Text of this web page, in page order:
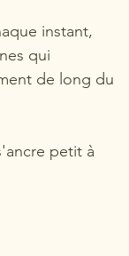
instant,
qui
de long du
petit à